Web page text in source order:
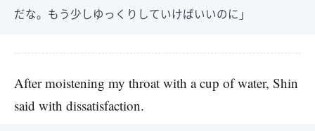
だな。もう少しゆっくりしていけばいいのに」
After moistening my throat with a cup of water, Shin
said with dissatisfaction.